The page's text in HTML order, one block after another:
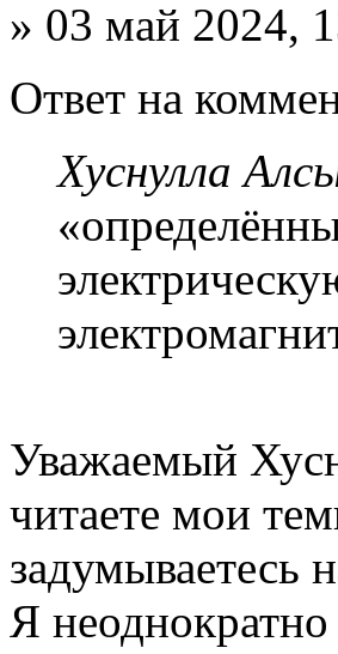
» 03 май 2024,
Ответ на
Хуснулла
Уважаемый
читаете мои
задумываетесь
Я